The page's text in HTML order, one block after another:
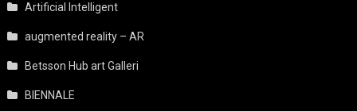
Artificial Intelligent
augmented reality – AR
Betsson Hub art Galleri
BIENNALE